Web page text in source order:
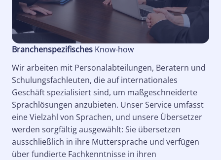
Branchenspezifisches Know-how
Wir arbeiten mit Personalabteilungen, Beratern und
Schulungsfachleuten, die auf internationales
Geschäft spezialisiert sind, um maßgeschneiderte
Sprachlösungen anzubieten. Unser Service umfasst
eine Vielzahl von Sprachen, und unsere Übersetzer
werden sorgfältig ausgewählt: Sie übersetzen
ausschließlich in ihre Muttersprache und verfügen
über fundierte Fachkenntnisse in ihren